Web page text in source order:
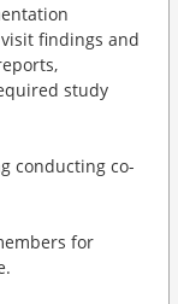
findings and
study
conducting co-
for